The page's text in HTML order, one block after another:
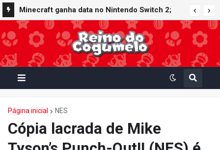
Minecraft ganha data no Nintendo Switch 2;
Super Mario Mash-Up receberá atualização
gráfica exclusiva
Página inicial NES
Cópia lacrada de Mike